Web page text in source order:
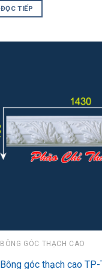
ĐỌC TIẾP
BÔNG GÓC THẠCH CAO
Bông góc thạch cao TP-